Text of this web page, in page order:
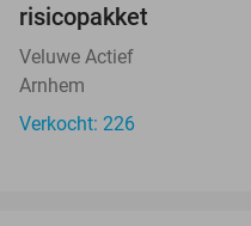
risicopakket
Veluwe Actief
Arnhem
Verkocht: 226